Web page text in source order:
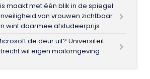
maakt met één blik in de spiegel
van vrouwen zichtbaar
wint daarmee afstudeerprijs
de deur uit? Universiteit
wil eigen mailomgeving